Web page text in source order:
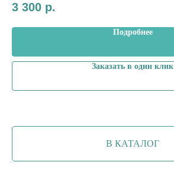
3 300 р.
Подробнее
Заказать в один клик
В КАТАЛОГ